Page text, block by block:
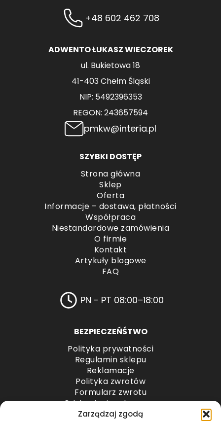
Zarządzaj zgodą
+48 602 462 708
ADWENTO ŁUKASZ WIECZOREK
ul. Bukietowa 18
41-403 Chełm Śląski
NIP: 5492396353
REGON: 243657594
pmkw@interia.pl
SZYBKI DOSTĘP
Strona główna
Sklep
Oferta
Informacje – dostawa, płatności
Współpraca
Niestandardowe zamówienia
O firmie
Kontakt
Artykuły blogowe
FAQ
PN - PT 08:00–18:00
BEZPIECZEŃŚTWO
Polityka prywatności
Regulamin sklepu
Reklamacje
Polityka zwrotów
Formularz zwrotu
Odstąpienie od umowy
Odstąpienie od umowy – przesyłki paletowe